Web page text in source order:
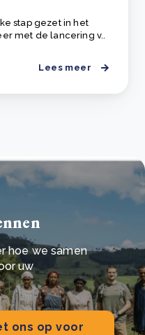
stap gezet in het
met de lancering v..
Lees meer
hoe we samen
uw
ons op voor